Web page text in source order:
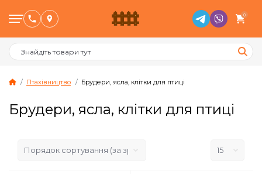
0
Птахівництво
Тваринництво
Птахівництво Брудери, ясла, клітки для птиці
Брудери, ясла, клітки для птиці